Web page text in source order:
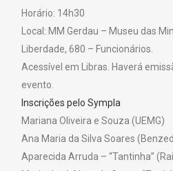
Horário: 14h30
Local: MM Gerdau – Museu das
Liberdade, 680 – Funcionários.
Acessível em Libras. Haverá
evento.
Inscrições pelo Sympla
Mariana Oliveira e Souza (UEMG)
Ana Maria da Silva Soares
Aparecida Arruda – “Tantinha”